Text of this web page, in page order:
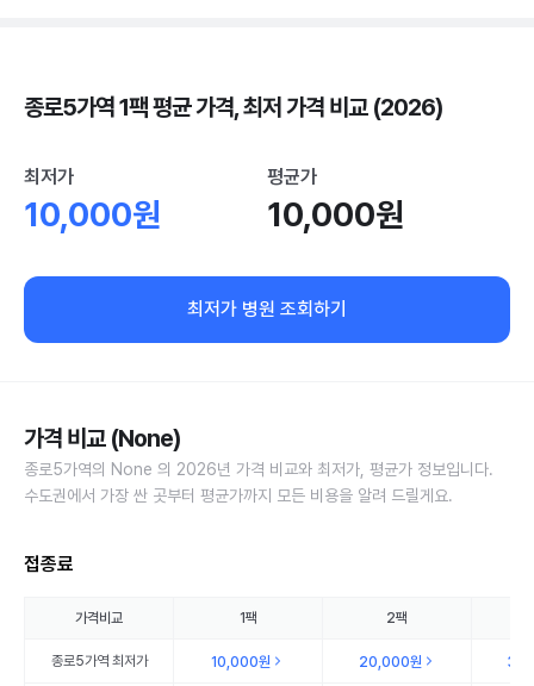
종로5가역 1팩 평균 가격, 최저 가격 비교 (2026)
최저가
10,000원
평균가
10,000원
최저가 병원 조회하기
가격 비교 (None)
종로5가역의 None 의 2026년 가격 비교와 최저가, 평균가 정보입니다.
수도권에서 가장 싼 곳부터 평균가까지 모든 비용을 알려 드릴게요.
접종료
가격비교 1팩 2팩
종로5가역최저가 10,000원 20,000원